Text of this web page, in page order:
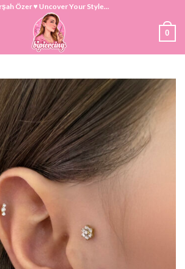
Özer ♥ Uncover Your Style...
0